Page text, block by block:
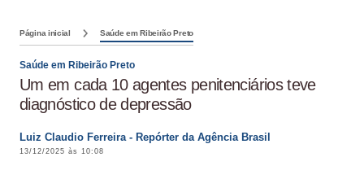
Página inicial Saúde em Ribeirão Preto
Saúde em Ribeirão Preto
Um em cada 10 agentes penitenciários teve
diagnóstico de depressão
Luiz Claudio Ferreira - Repórter da Agência Brasil
13/12/2025 às 10:08